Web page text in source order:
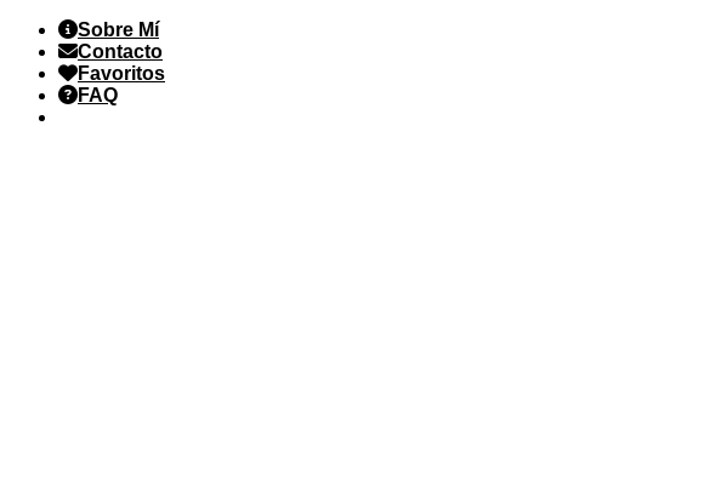
Saltar
contenido
Sobre Mí
Contacto
Favoritos
FAQ